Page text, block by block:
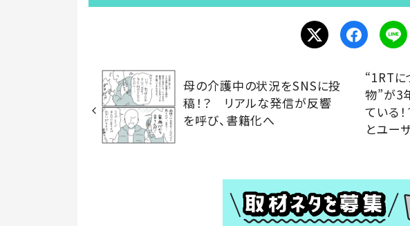
母の介護中の状況をSNSに投
稿！？ リアルな発信が反響
を呼び、書籍化へ
“1RTに
物”が3
ている
とユー